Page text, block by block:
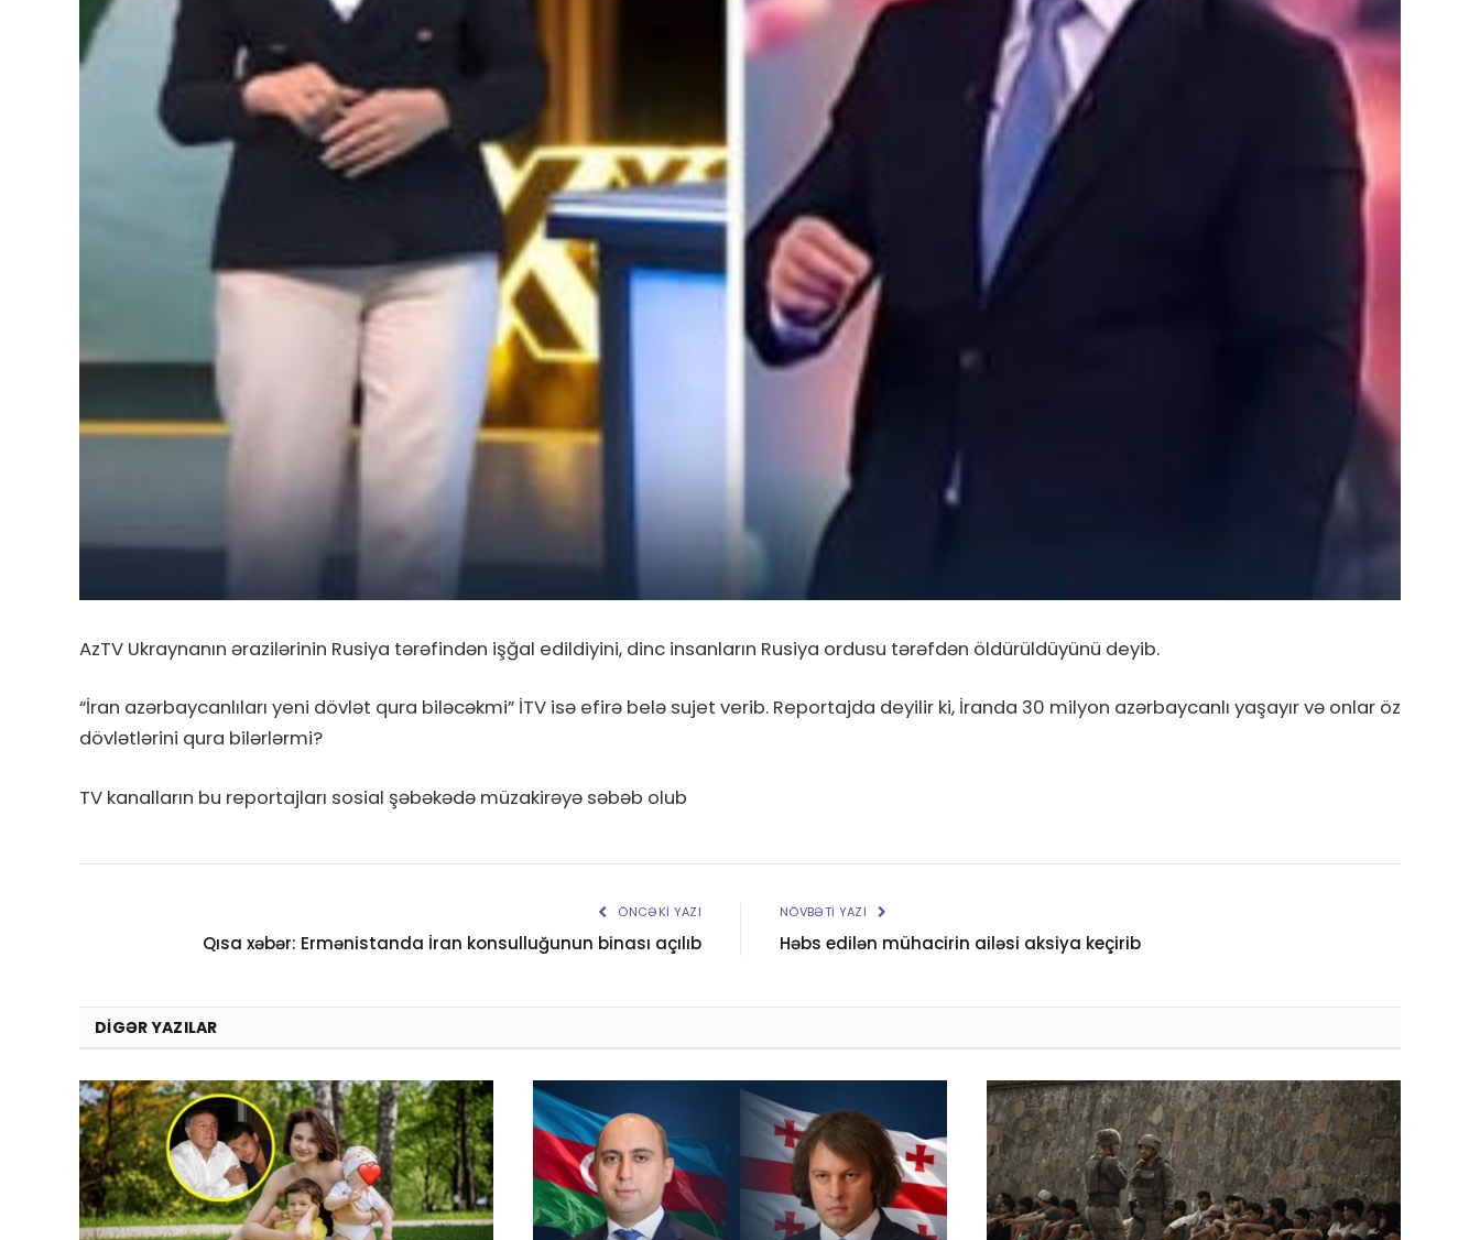
AzTV Ukraynanın ərazilərinin Rusiya tərəfindən işğal edildiyini, dinc insanların Rusiya ordusu tərəfdən öldürüldüyünü deyib.
“İran azərbaycanlıları yeni dövlət qura biləcəkmi” İTV isə efirə belə sujet verib. Reportajda deyilir ki, İranda 30 milyon azərbaycanlı yaşayır və onlar öz
dövlətlərini qura bilərlərmi?
TV kanalların bu reportajları sosial şəbəkədə müzakirəyə səbəb olub
ÖNCƏKI YAZI
Qısa xəbər: Ermənistanda İran konsulluğunun binası açılıb
NÖVBƏTI YAZI
Həbs edilən mühacirin ailəsi aksiya keçirib
DIGƏR YAZILAR